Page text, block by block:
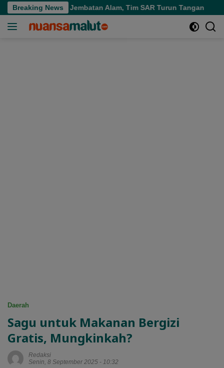
Langsung
ke
Breaking News
Terjun Jembatan Alam, Tim SAR Turun Tangan
Daerah
Sagu untuk Makanan Bergizi
Gratis, Mungkinkah?
Redaksi
Senin, 8 September 2025 - 10:32